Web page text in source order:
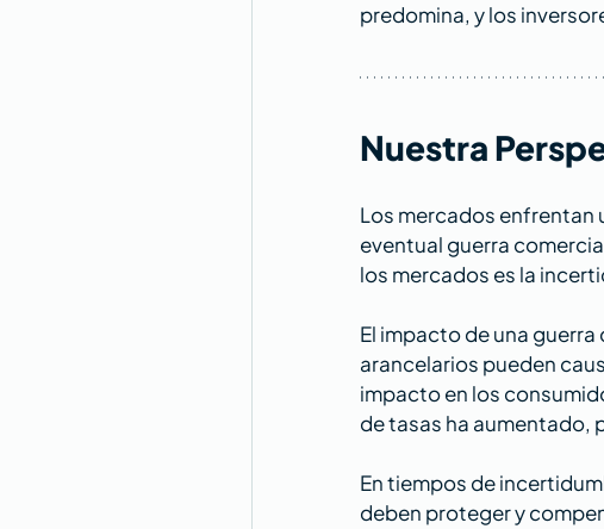
predomina, y los
Nuestra
Los mercados enfrentan
eventual guerra
los mercados es la
El impacto de una
arancelarios pueden
impacto en los
de tasas ha aumentado,
En tiempos de
deben proteger y